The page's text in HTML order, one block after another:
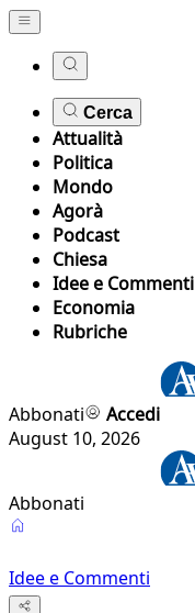
Cerca
Attualità
Politica
Mondo
Agorà
Podcast
Chiesa
Idee e Commenti
Economia
Rubriche
Abbonati
Accedi
August 10, 2026
Abbonati
Idee e Commenti